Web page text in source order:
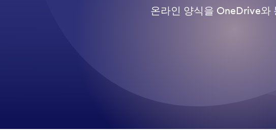
온라인 양식을 OneDrive와